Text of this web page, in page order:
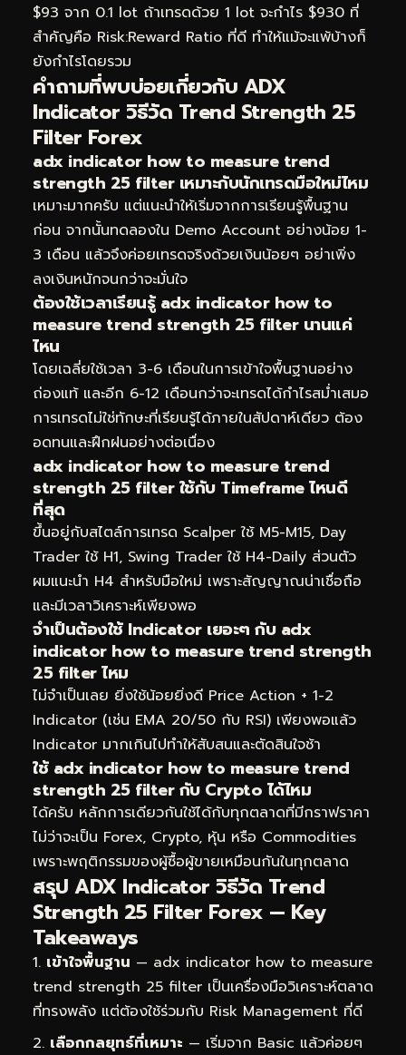
$93 จาก 0.1 lot ถ้าเทรดด้วย 1 lot จะกำไร $930 ที่
สำคัญคือ Risk:Reward Ratio ที่ดี ทำให้แม้จะแพ้บ้างก็
ยังกำไรโดยรวม
คำถามที่พบบ่อยเกี่ยวกับ ADX
Indicator วิธีวัด Trend Strength 25
Filter Forex
adx indicator how to measure trend
strength 25 filter เหมาะกับนักเทรดมือใหม่ไหม
เหมาะมากครับ แต่แนะนำให้เริ่มจากการเรียนรู้พื้นฐาน
ก่อน จากนั้นทดลองใน Demo Account อย่างน้อย 1-
3 เดือน แล้วจึงค่อยเทรดจริงด้วยเงินน้อยๆ อย่าเพิ่ง
ลงเงินหนักจนกว่าจะมั่นใจ
ต้องใช้เวลาเรียนรู้ adx indicator how to
measure trend strength 25 filter นานแค่
ไหน
โดยเฉลี่ยใช้เวลา 3-6 เดือนในการเข้าใจพื้นฐานอย่าง
ถ่องแท้ และอีก 6-12 เดือนกว่าจะเทรดได้กำไรสม่ำเสมอ
การเทรดไม่ใช่ทักษะที่เรียนรู้ได้ภายในสัปดาห์เดียว ต้อง
อดทนและฝึกฝนอย่างต่อเนื่อง
adx indicator how to measure trend
strength 25 filter ใช้กับ Timeframe ไหนดี
ที่สุด
ขึ้นอยู่กับสไตล์การเทรด Scalper ใช้ M5-M15, Day
Trader ใช้ H1, Swing Trader ใช้ H4-Daily ส่วนตัว
ผมแนะนำ H4 สำหรับมือใหม่ เพราะสัญญาณน่าเชื่อถือ
และมีเวลาวิเคราะห์เพียงพอ
จำเป็นต้องใช้ Indicator เยอะๆ กับ adx
indicator how to measure trend strength
25 filter ไหม
ไม่จำเป็นเลย ยิ่งใช้น้อยยิ่งดี Price Action + 1-2
Indicator (เช่น EMA 20/50 กับ RSI) เพียงพอแล้ว
Indicator มากเกินไปทำให้สับสนและตัดสินใจช้า
ใช้ adx indicator how to measure trend
strength 25 filter กับ Crypto ได้ไหม
ได้ครับ หลักการเดียวกันใช้ได้กับทุกตลาดที่มีกราฟราคา
ไม่ว่าจะเป็น Forex, Crypto, หุ้น หรือ Commodities
เพราะพฤติกรรมของผู้ซื้อผู้ขายเหมือนกันในทุกตลาด
สรุป ADX Indicator วิธีวัด Trend
Strength 25 Filter Forex — Key
Takeaways
เข้าใจพื้นฐาน — adx indicator how to measure
trend strength 25 filter เป็นเครื่องมือวิเคราะห์ตลาด
ที่ทรงพลัง แต่ต้องใช้ร่วมกับ Risk Management ที่ดี
เลือกกลยุทธ์ที่เหมาะ — เริ่มจาก Basic แล้วค่อยๆ